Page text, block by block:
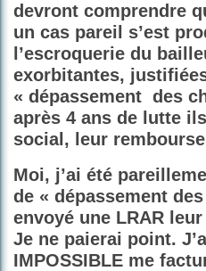
devront comprendre
un cas pareil s’est
l’escroquerie du
exorbitantes,
« dépassement des
après 4 ans de lutte
social, leur
Moi, j’ai été
de « dépassement
envoyé une LRAR
Je ne paierai point.
IMPOSSIBLE me